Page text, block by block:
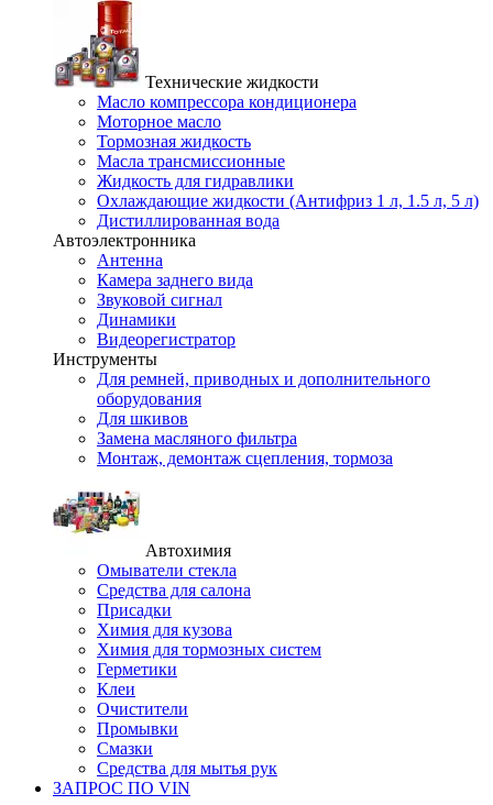
Технические жидкости
Масло компрессора кондиционера
Моторное масло
Тормозная жидкость
Масла трансмиссионные
Жидкость для гидравлики
Охлаждающие жидкости (Антифриз 1 л, 1.5 л, 5 л)
Дистиллированная вода
Автоэлектронника
Антенна
Камера заднего вида
Звуковой сигнал
Динамики
Видеорегистратор
Инструменты
Для ремней, приводных и дополнительного
оборудования
Для шкивов
Замена масляного фильтра
Монтаж, демонтаж сцепления, тормоза
Автохимия
Омыватели стекла
Средства для салона
Присадки
Химия для кузова
Химия для тормозных систем
Герметики
Клеи
Очистители
Промывки
Смазки
Средства для мытья рук
ЗАПРОС ПО VIN